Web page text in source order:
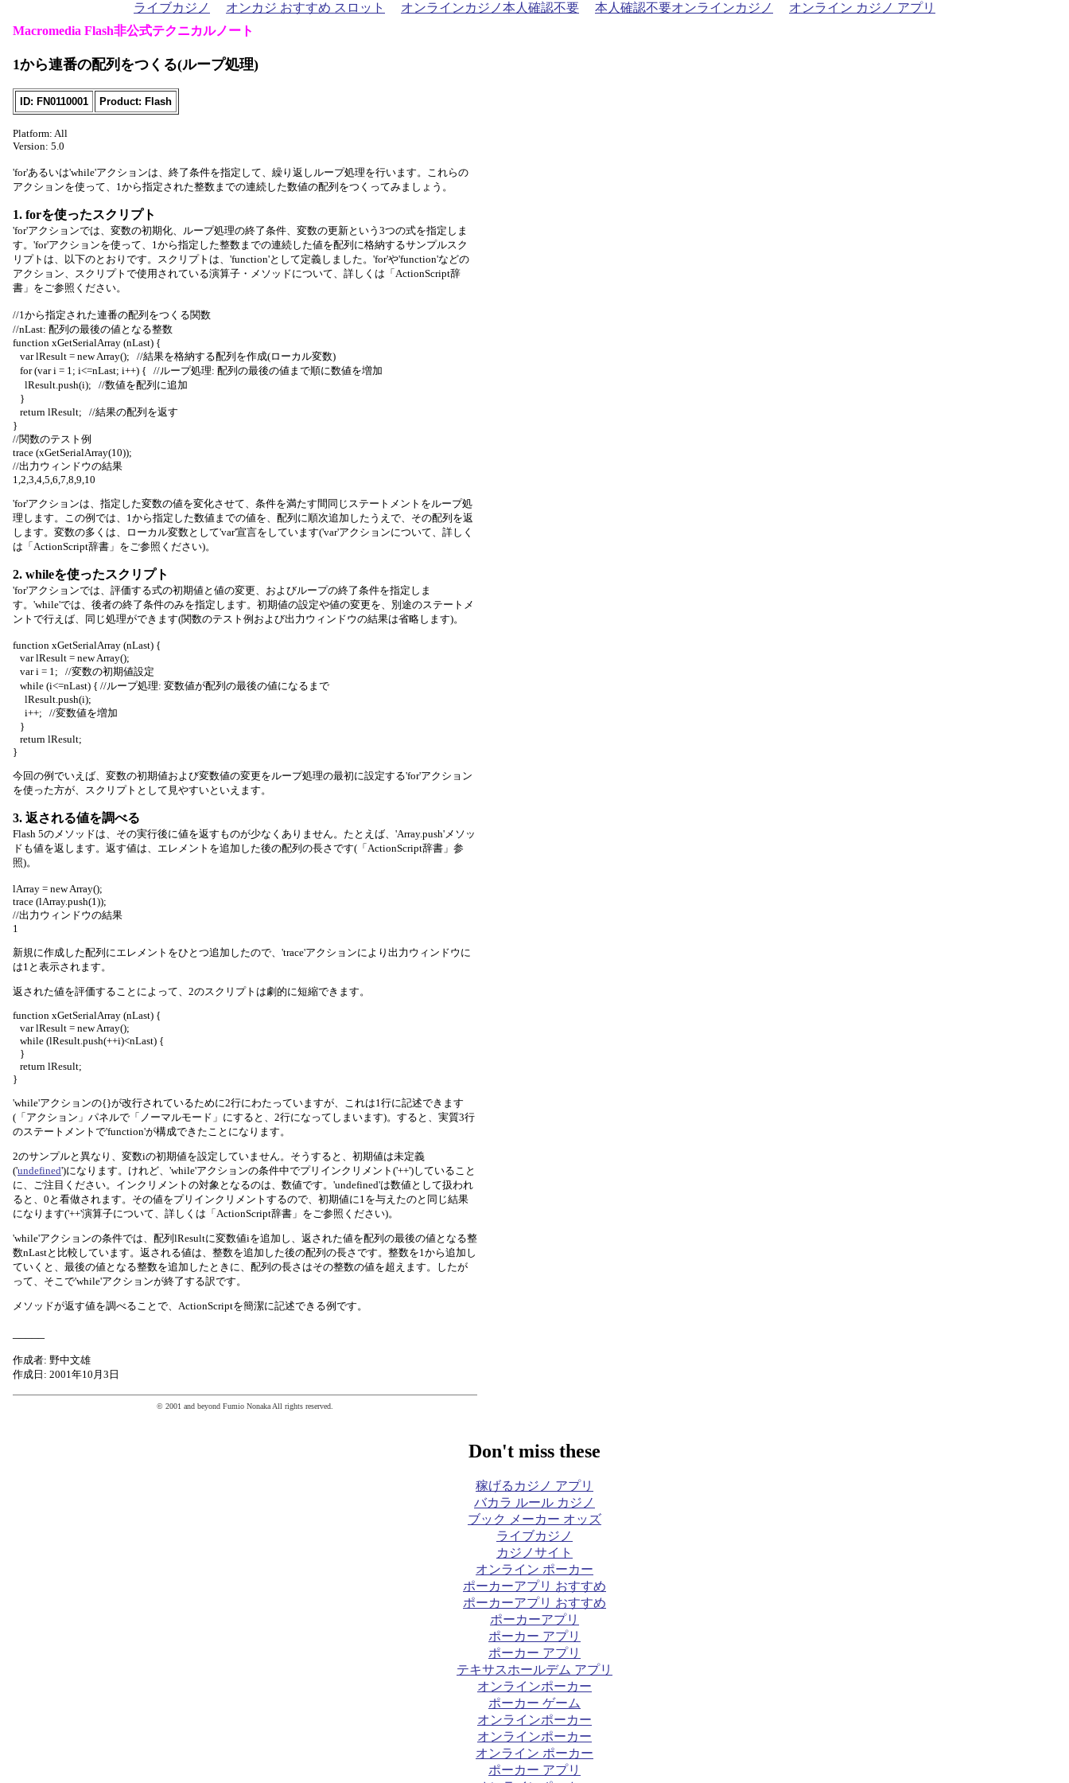
ライブカジノ オンカジ おすすめ スロット オンラインカジノ本人確認不要 本人確認不要オンラインカジノ
オンライン カジノ アプリ
Macromedia Flash非公式テクニカルノート
1から連番の配列をつくる(ループ処理)
ID: FN0110001 Product: Flash
Platform: All
Version: 5.0
'for'あるいは'while'アクションは、終了条件を指定して、繰り返しループ処理を行います。これらの
アクションを使って、1から指定された整数までの連続した数値の配列をつくってみましょう。
1. forを使ったスクリプト
'for'アクションでは、変数の初期化、ループ処理の終了条件、変数の更新という3つの式を指定しま
す。'for'アクションを使って、1から指定した整数までの連続した値を配列に格納するサンプルスク
リプトは、以下のとおりです。スクリプトは、'function'として定義しました。'for'や'function'などの
アクション、スクリプトで使用されている演算子・メソッドについて、詳しくは「ActionScript辞
書」をご参照ください。
//1から指定された連番の配列をつくる関数
//nLast: 配列の最後の値となる整数
function xGetSerialArray (nLast) {
var lResult = new Array(); //結果を格納する配列を作成(ローカル変数)
for (var i = 1; i<=nLast; i++) { //ループ処理: 配列の最後の値まで順に数値を増加
lResult.push(i); //数値を配列に追加
}
return lResult; //結果の配列を返す
}
//関数のテスト例
trace (xGetSerialArray(10));
//出力ウィンドウの結果
1,2,3,4,5,6,7,8,9,10
'for'アクションは、指定した変数の値を変化させて、条件を満たす間同じステートメントをループ処
理します。この例では、1から指定した数値までの値を、配列に順次追加したうえで、その配列を返
します。変数の多くは、ローカル変数として'var'宣言をしています('var'アクションについて、詳しく
は「ActionScript辞書」をご参照ください)。
2. whileを使ったスクリプト
'for'アクションでは、評価する式の初期値と値の変更、およびループの終了条件を指定しま
す。'while'では、後者の終了条件のみを指定します。初期値の設定や値の変更を、別途のステートメ
ントで行えば、同じ処理ができます(関数のテスト例および出力ウィンドウの結果は省略します)。
function xGetSerialArray (nLast) {
var lResult = new Array();
var i = 1; //変数の初期値設定
while (i<=nLast) { //ループ処理: 変数値が配列の最後の値になるまで
lResult.push(i);
i++; //変数値を増加
}
return lResult;
}
今回の例でいえば、変数の初期値および変数値の変更をループ処理の最初に設定する'for'アクション
を使った方が、スクリプトとして見やすいといえます。
3. 返される値を調べる
Flash 5のメソッドは、その実行後に値を返すものが少なくありません。たとえば、'Array.push'メソッ
ドも値を返します。返す値は、エレメントを追加した後の配列の長さです(「ActionScript辞書」参
照)。
lArray = new Array();
trace (lArray.push(1));
//出力ウィンドウの結果
1
新規に作成した配列にエレメントをひとつ追加したので、'trace'アクションにより出力ウィンドウに
は1と表示されます。
返された値を評価することによって、2のスクリプトは劇的に短縮できます。
function xGetSerialArray (nLast) {
var lResult = new Array();
while (lResult.push(++i)<nLast) {
}
return lResult;
}
'while'アクションの{}が改行されているために2行にわたっていますが、これは1行に記述できます
(「アクション」パネルで「ノーマルモード」にすると、2行になってしまいます)。すると、実質3行
のステートメントで'function'が構成できたことになります。
2のサンプルと異なり、変数iの初期値を設定していません。そうすると、初期値は未定義
('undefined')になります。けれど、'while'アクションの条件中でプリインクリメント('++')していること
に、ご注目ください。インクリメントの対象となるのは、数値です。'undefined'は数値として扱われ
ると、0と看做されます。その値をプリインクリメントするので、初期値に1を与えたのと同じ結果
になります('++'演算子について、詳しくは「ActionScript辞書」をご参照ください)。
'while'アクションの条件では、配列lResultに変数値iを追加し、返された値を配列の最後の値となる整
数nLastと比較しています。返される値は、整数を追加した後の配列の長さです。整数を1から追加し
ていくと、最後の値となる整数を追加したときに、配列の長さはその整数の値を超えます。したが
って、そこで'while'アクションが終了する訳です。
メソッドが返す値を調べることで、ActionScriptを簡潔に記述できる例です。
作成者: 野中文雄
作成日: 2001年10月3日
© 2001 and beyond Fumio Nonaka All rights reserved.
Don't miss these
稼げるカジノ アプリ
バカラ ルール カジノ
ブック メーカー オッズ
ライブカジノ
カジノサイト
オンライン ポーカー
ポーカーアプリ おすすめ
ポーカーアプリ おすすめ
ポーカーアプリ
ポーカー アプリ
ポーカー アプリ
テキサスホールデム アプリ
オンラインポーカー
ポーカー ゲーム
オンラインポーカー
オンラインポーカー
オンライン ポーカー
ポーカー アプリ